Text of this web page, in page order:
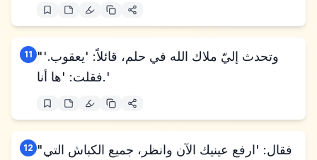
11 "وتحدث إليّ ملاك الله في حلم، قائلاً: 'يعقوب.'
فقلت: 'ها أنا.'
12 "فقال: 'ارفع عينيك الآن وانظر، جميع الكباش التي